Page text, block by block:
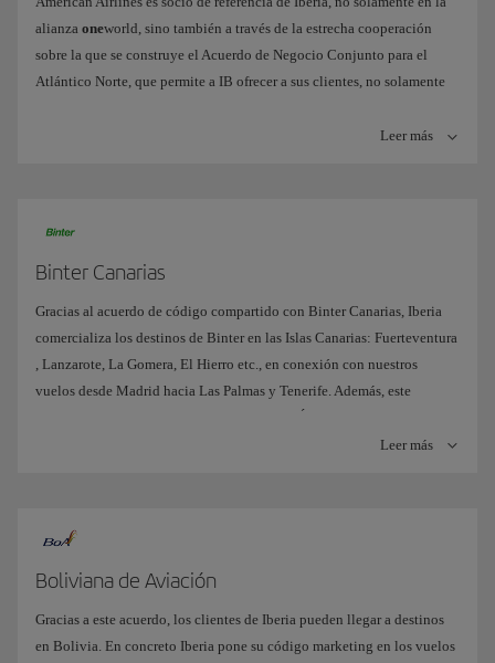
alianza oneworld, sino también a través de la estrecha cooperación
sobre la que se construye el Acuerdo de Negocio Conjunto para el
Atlántico Norte, que permite a IB ofrecer a sus clientes, no solamente
Airlines en el Atlántico Norte, y más de 150 rutas domésticas en
Puedes encontrar más información sobre los beneficios que reporta a
Conjunto, American Airlines e IB ponen a disposición de sus clientes
una extensa oferta de destinos y horarios conectando Norteamérica y
Europa, garantizándoles una experiencia de viaje mejorada y
homogénea.
Leer más
Binter Canarias
Gracias al acuerdo de código compartido con Binter Canarias, Iberia
comercializa los destinos de Binter en las Islas Canarias: Fuerteventura
, Lanzarote, La Gomera, El Hierro etc., en conexión con nuestros
vuelos desde Madrid hacia Las Palmas y Tenerife. Además, este
acuerdo permite a Iberia ofrecer destinos en África desde Las Palmas:
El Aaiún, Agadir y Dakhla en Marruecos, Nouakchott en Mauritania,
Leer más
Boliviana de Aviación
Gracias a este acuerdo, los clientes de Iberia pueden llegar a destinos
en Bolivia. En concreto Iberia pone su código marketing en los vuelos